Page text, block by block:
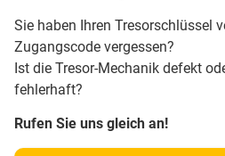
Sie haben Ihren Tresorschlüssel
Zugangscode vergessen?
Ist die Tresor-Mechanik defekt
fehlerhaft?
Rufen Sie uns gleich an!